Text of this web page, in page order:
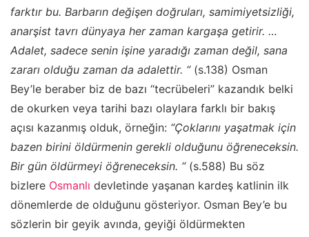
farktır bu. Barbarın değişen doğruları, samimiyetsizliği,
anarşist tavrı dünyaya her zaman kargaşa getirir. …
Adalet, sadece senin işine yaradığı zaman değil, sana
zararı olduğu zaman da adalettir. “(s.138) Osman
Bey’le beraber biz de bazı “tecrübeleri” kazandık belki
de okurken veya tarihi bazı olaylara farklı bir bakış
açısı kazanmış olduk, örneğin: “Çoklarını yaşatmak için
bazen birini öldürmenin gerekli olduğunu öğreneceksin.
Bir gün öldürmeyi öğreneceksin. “(s.588) Bu söz
bizlere Osmanlı devletinde yaşanan kardeş katlinin ilk
dönemlerde de olduğunu gösteriyor. Osman Bey’e bu
sözlerin bir geyik avında, geyiği öldürmekten